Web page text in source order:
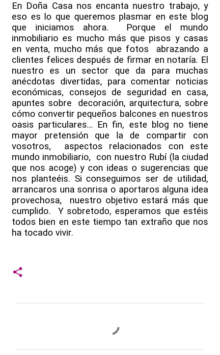
En Doña Casa nos encanta nuestro trabajo, y
eso es lo que queremos plasmar en este blog
que iniciamos ahora.
Porque el mundo
inmobiliario es mucho más que pisos y casas
en venta, mucho más que fotos
abrazando a
clientes felices después de firmar en notaría. El
nuestro es un sector que da para muchas
anécdotas divertidas, para comentar noticias
económicas, consejos de seguridad en casa,
apuntes sobre
decoración, arquitectura, sobre
cómo convertir pequeños balcones en nuestros
oasis particulares… En fin, este blog no tiene
mayor pretensión que la de compartir con
vosotros,
aspectos relacionados con este
mundo inmobiliario, con nuestro Rubí (la ciudad
que nos acoge) y con ideas o sugerencias que
nos planteéis. Si conseguimos ser de utilidad,
arrancaros una sonrisa o aportaros alguna idea
provechosa,
nuestro objetivo estará más que
cumplido.
Y sobretodo, esperamos que estéis
todos bien en este tiempo tan extraño que nos
ha tocado vivir.